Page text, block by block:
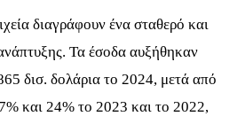
διαγράφουν ένα σταθερό και
Τα έσοδα αυξήθηκαν
δισ. δολάρια το 2024, μετά από
και 24% το 2023 και το 2022,